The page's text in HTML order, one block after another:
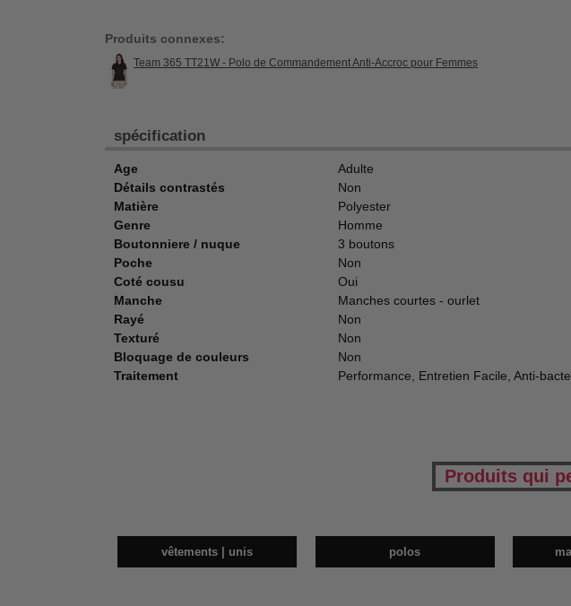
Produits connexes:
Team 365 TT21W - Polo de Commandement Anti-Accroc pour Femmes
spécification
Age
Adulte
Détails contrastés
Non
Matière
Polyester
Genre
Homme
Boutonniere / nuque
3 boutons
Poche
Non
Coté cousu
Oui
Manche
Manches courtes - ourlet
Rayé
Non
Texturé
Non
Bloquage de couleurs
Non
Traitement
Performance, Entretien Facile, Anti-
Produits qui
vêtements | unis polos